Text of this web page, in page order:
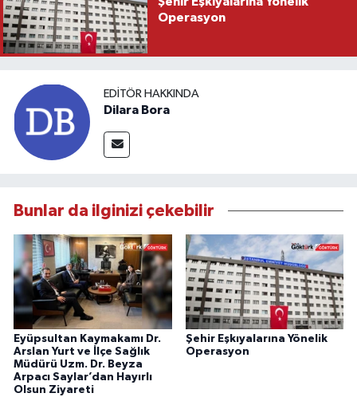
Operasyon
EDITÖR HAKKINDA
Dilara Bora
Bunlar da ilginizi çekebilir
Eyüpsultan Kaymakamı Dr.
Arslan Yurt ve İlçe Sağlık
Müdürü Uzm. Dr. Beyza
Arpacı Saylar’dan Hayırlı
Olsun Ziyareti
Şehir Eşkıyalarına Yönelik
Operasyon